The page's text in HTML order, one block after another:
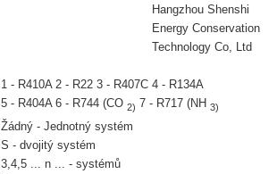
Hangzhou Shenshi
Energy Conservation
Technology Co, Ltd
1 - R410A 2 - R22 3 - R407C 4 - R134A
5 - R404A 6 - R744 (CO2) 7 - R717 (NH3)
Žádný - Jednotný systém
S - dvojitý systém
3,4,5 ... n ... - systémů